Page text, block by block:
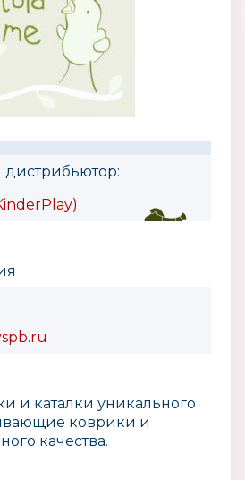
и каталки уникального
коврики и
качества.